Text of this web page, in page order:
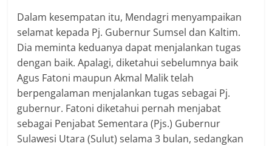
Dalam kesempatan itu, Mendagri menyampaikan
selamat kepada Pj. Gubernur Sumsel dan Kaltim.
Dia meminta keduanya dapat menjalankan tugas
dengan baik. Apalagi, diketahui sebelumnya baik
Agus Fatoni maupun Akmal Malik telah
berpengalaman menjalankan tugas sebagai Pj.
gubernur. Fatoni diketahui pernah menjabat
sebagai Penjabat Sementara (Pjs.) Gubernur
Sulawesi Utara (Sulut) selama 3 bulan, sedangkan